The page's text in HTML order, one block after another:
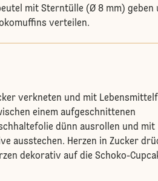
mit Sterntülle (Ø 8 mm) geben
verteilen.
verkneten und mit
einem aufgeschnittenen
dünn ausrollen und mit
ausstechen. Herzen in Zucker
dekorativ auf die Schoko-